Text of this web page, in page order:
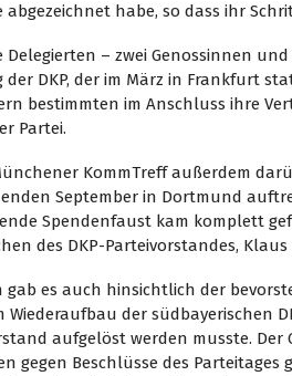
habe, so dass ihr
– zwei Genossinnen
der DKP, der im März in Frankfurt
bestimmten im Anschluss ihre
Partei.
KommTreff außerdem
September in Dortmund
Spendenfaust kam komplett
des DKP-Parteivorstandes,
gab es auch hinsichtlich der
der südbayerischen
aufgelöst werden musste. Der
gegen Beschlüsse des